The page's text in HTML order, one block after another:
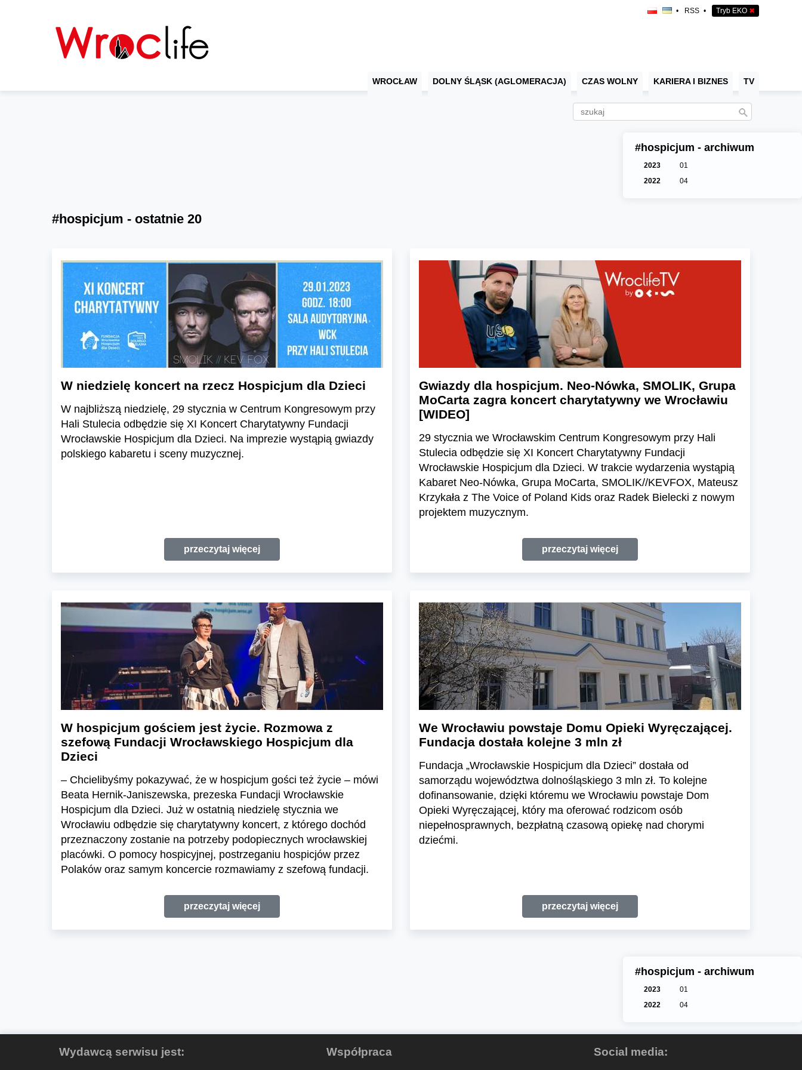
• RSS • Tryb EKO ✖
WROCŁAW DOLNY ŚLĄSK (AGLOMERACJA) CZAS WOLNY KARIERA I BIZNES TV
#hospicjum - archiwum
2023
01
2022
04
#hospicjum - ostatnie 20
W niedzielę koncert na rzecz Hospicjum dla Dzieci
W najbliższą niedzielę, 29 stycznia w Centrum Kongresowym przy
Hali Stulecia odbędzie się XI Koncert Charytatywny Fundacji
Wrocławskie Hospicjum dla Dzieci. Na imprezie wystąpią gwiazdy
polskiego kabaretu i sceny muzycznej.
przeczytaj więcej
Gwiazdy dla hospicjum. Neo-Nówka, SMOLIK, Grupa
MoCarta zagra koncert charytatywny we Wrocławiu
[WIDEO]
29 stycznia we Wrocławskim Centrum Kongresowym przy Hali
Stulecia odbędzie się XI Koncert Charytatywny Fundacji
Wrocławskie Hospicjum dla Dzieci. W trakcie wydarzenia wystąpią
Kabaret Neo-Nówka, Grupa MoCarta, SMOLIK//KEVFOX, Mateusz
Krzykała z The Voice of Poland Kids oraz Radek Bielecki z nowym
projektem muzycznym.
przeczytaj więcej
W hospicjum gościem jest życie. Rozmowa z
szefową Fundacji Wrocławskiego Hospicjum dla
Dzieci
– Chcielibyśmy pokazywać, że w hospicjum gości też życie – mówi
Beata Hernik-Janiszewska, prezeska Fundacji Wrocławskie
Hospicjum dla Dzieci. Już w ostatnią niedzielę stycznia we
Wrocławiu odbędzie się charytatywny koncert, z którego dochód
przeznaczony zostanie na potrzeby podopiecznych wrocławskiej
placówki. O pomocy hospicyjnej, postrzeganiu hospicjów przez
Polaków oraz samym koncercie rozmawiamy z szefową fundacji.
przeczytaj więcej
We Wrocławiu powstaje Domu Opieki Wyręczającej.
Fundacja dostała kolejne 3 mln zł
Fundacja „Wrocławskie Hospicjum dla Dzieci” dostała od
samorządu województwa dolnośląskiego 3 mln zł. To kolejne
dofinansowanie, dzięki któremu we Wrocławiu powstaje Dom
Opieki Wyręczającej, który ma oferować rodzicom osób
niepełnosprawnych, bezpłatną czasową opiekę nad chorymi
dziećmi.
przeczytaj więcej
#hospicjum - archiwum
2023
01
2022
04
Wydawcą serwisu jest: Współpraca Social media: